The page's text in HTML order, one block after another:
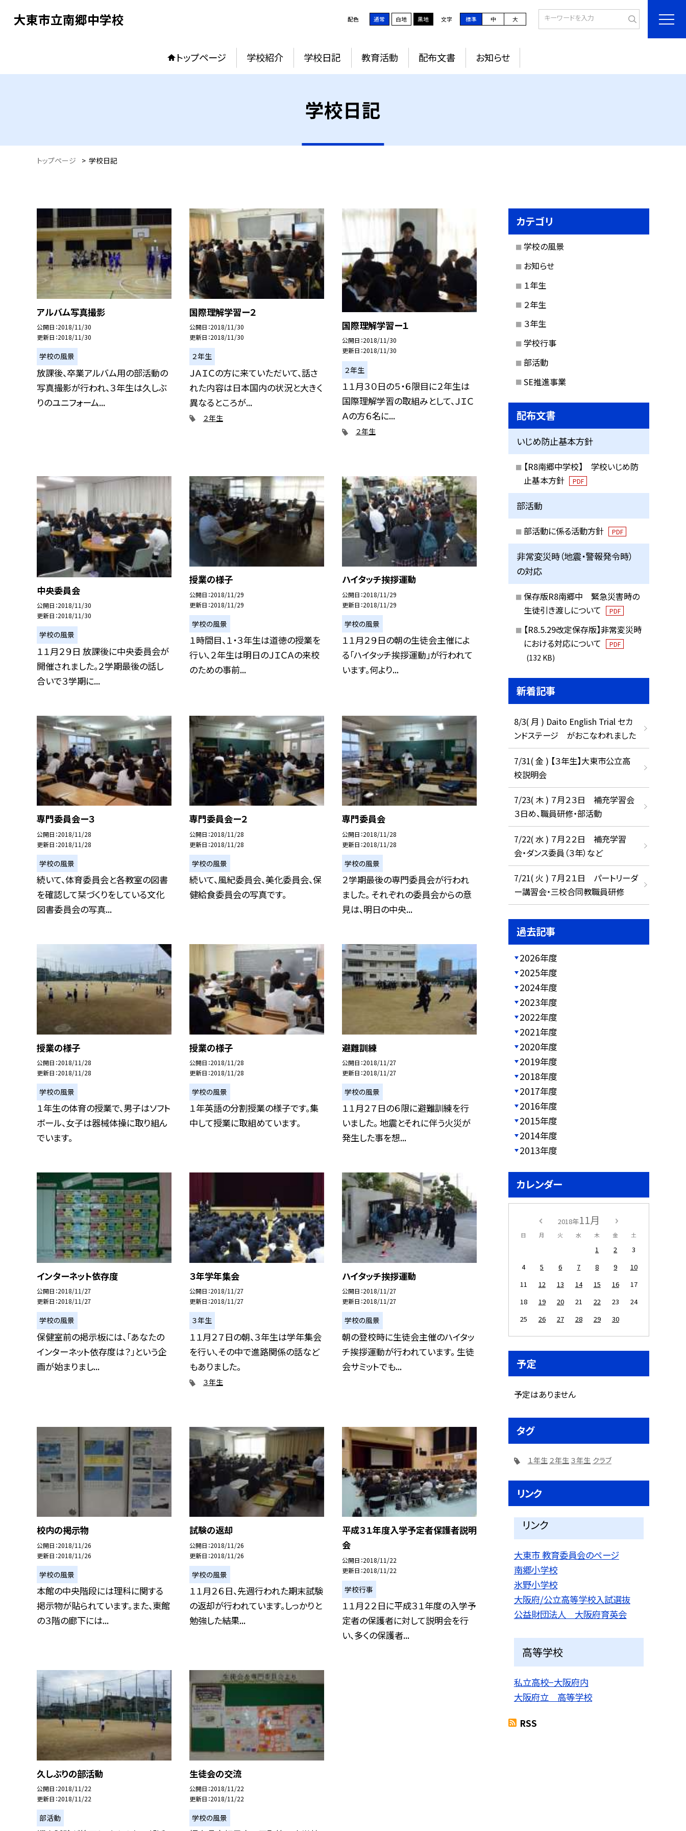
大東市立南郷中学校 配色 通常 白地 黒地 文字 標準 中 大
トップページ 学校紹介 学校日記 教育活動 配布文書 お知らせ
学校日記
トップページ > 学校日記
アルバム写真撮影
公開日 2018/11/30
更新日 2018/11/30
学校の風景
放課後、卒業アルバム用の部活動の
写真撮影が行われ、３年生は久しぶ
りのユニフォーム...
国際理解学習ー２
公開日 2018/11/30
更新日 2018/11/30
２年生
ＪＡＩＣの方に来ていただいて、話さ
れた内容は日本国内の状況と大きく
異なるところが...
２年生
国際理解学習ー１
公開日 2018/11/30
更新日 2018/11/30
２年生
１１月３０日の５・６限目に２年生は
国際理解学習の取組みとして、ＪＩＣ
Ａの方６名に...
２年生
中央委員会
公開日 2018/11/30
更新日 2018/11/30
学校の風景
１１月２９日 放課後に中央委員会が
開催されました。２学期最後の話し
合いで３学期に...
授業の様子
公開日 2018/11/29
更新日 2018/11/29
学校の風景
１時間目、１・３年生は道徳の授業を
行い、２年生は明日のＪＩＣＡの来校
のための事前...
ハイタッチ挨拶運動
公開日 2018/11/29
更新日 2018/11/29
学校の風景
１１月２９日の朝の生徒会主催によ
る「ハイタッチ挨拶運動」が行われて
います。何より...
専門委員会ー３
公開日 2018/11/28
更新日 2018/11/28
学校の風景
続いて、体育委員会と各教室の図書
を確認して栞づくりをしている文化
図書委員会の写真...
専門委員会ー２
公開日 2018/11/28
更新日 2018/11/28
学校の風景
続いて、風紀委員会、美化委員会、保
健給食委員会の写真です。
専門委員会
公開日 2018/11/28
更新日 2018/11/28
学校の風景
２学期最後の専門委員会が行われ
ました。 それぞれの委員会からの意
見は、明日の中央...
授業の様子
公開日 2018/11/28
更新日 2018/11/28
学校の風景
１年生の体育の授業で、男子はソフト
ボール、女子は器械体操に取り組ん
でいます。
授業の様子
公開日 2018/11/28
更新日 2018/11/28
学校の風景
１年英語の分割授業の様子です。集
中して授業に取組めています。
避難訓練
公開日 2018/11/27
更新日 2018/11/27
学校の風景
１１月２７日の６限に避難訓練を行
いました。 地震とそれに伴う火災が
発生した事を想...
インターネット依存度
公開日 2018/11/27
更新日 2018/11/27
学校の風景
保健室前の掲示板には、「あなたの
インターネット依存度は？」という企
画が始まりまし...
３年学年集会
公開日 2018/11/27
更新日 2018/11/27
３年生
１１月２７日の朝、３年生は学年集会
を行い、その中で進路関係の話など
もありました。
３年生
ハイタッチ挨拶運動
公開日 2018/11/27
更新日 2018/11/27
学校の風景
朝の登校時に生徒会主催のハイタッ
チ挨拶運動が行われています。 生徒
会サミットでも...
校内の掲示物
公開日 2018/11/26
更新日 2018/11/26
学校の風景
本館の中央階段には理科に関する
掲示物が貼られています。また、東館
の３階の廊下には...
試験の返却
公開日 2018/11/26
更新日 2018/11/26
学校の風景
１１月２６日、先週行われた期末試験
の返却が行われています。しっかりと
勉強した結果...
平成３１年度入学予定者保護者説明
会
公開日 2018/11/22
更新日 2018/11/22
学校行事
１１月２２日に平成３１年度の入学予
定者の保護者に対して説明会を行
い、多くの保護者...
久しぶりの部活動
公開日 2018/11/22
更新日 2018/11/22
部活動
生徒会の交流
公開日 2018/11/22
更新日 2018/11/22
学校の風景
カテゴリ
学校の風景
お知らせ
１年生
２年生
３年生
学校行事
部活動
SE推進事業
配布文書
いじめ防止基本方針
【R8南郷中学校】 学校いじめ防
止基本方針
PDF
部活動
部活動に係る活動方針 PDF
非常変災時（地震・警報発令時）
の対応
保存版R8南郷中 緊急災害時の
生徒引き渡しについて
PDF
【R8.5.29改定保存版】非常変災時
における対応について
PDF
(132 KB)
新着記事
8/3( 月 ) Daito English Trial セカ
ンドステージ がおこなわれました
7/31( 金 ) 【３年生】大東市公立高
校説明会
7/23( 木 ) ７月２３日 補充学習会
３日め、職員研修・部活動
7/22( 水 ) ７月２２日 補充学習
会・ダンス委員（３年）など
7/21( 火 ) ７月２１日 パートリーダ
ー講習会・三校合同教職員研修
過去記事
2026年度
2025年度
2024年度
2023年度
2022年度
2021年度
2020年度
2019年度
2018年度
2017年度
2016年度
2015年度
2014年度
2013年度
カレンダー
2018年11月
日 月 火 水 木 金 土
1 2
3
4
5 6 7 8 9
10
11
12 13 14 15 16
17
18
19 20 21 22 23
24
25
26 27 28 29 30
予定
予定はありません
タグ
１年生 ２年生 ３年生 クラブ
リンク
リンク
大東市 教育委員会のページ
南郷小学校
氷野小学校
大阪府/公立高等学校入試選抜
公益財団法人 大阪府育英会
高等学校
私立高校−大阪府内
大阪府立 高等学校
RSS